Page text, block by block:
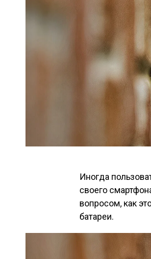
Иногда
своего
вопросом, как
батареи.